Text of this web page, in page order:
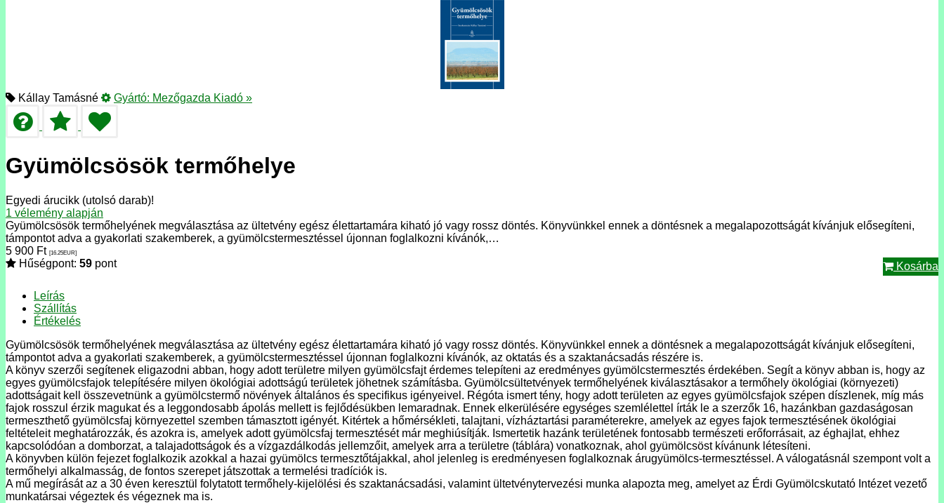
Kállay Tamásné Gyártó: Mezőgazda Kiadó »
Gyümölcsösök termőhelye
Egyedi árucikk (utolsó darab)!
1 vélemény alapján
Gyümölcsösök termőhelyének megválasztása az ültetvény egész élettartamára kiható jó vagy rossz döntés. Könyvünkkel ennek a döntésnek a megalapozottságát kívánjuk elősegíteni,
támpontot adva a gyakorlati szakemberek, a gyümölcstermesztéssel újonnan foglalkozni kívánók,…
5 900 Ft [16.25EUR]
Hűségpont: 59 pont Kosárba
Leírás
Szállítás
Értékelés
Gyümölcsösök termőhelyének megválasztása az ültetvény egész élettartamára kiható jó vagy rossz döntés. Könyvünkkel ennek a döntésnek a megalapozottságát kívánjuk elősegíteni,
támpontot adva a gyakorlati szakemberek, a gyümölcstermesztéssel újonnan foglalkozni kívánók, az oktatás és a szaktanácsadás részére is.
A könyv szerzői segítenek eligazodni abban, hogy adott területre milyen gyümölcsfajt érdemes telepíteni az eredményes gyümölcstermesztés érdekében. Segít a könyv abban is, hogy az
egyes gyümölcsfajok telepítésére milyen ökológiai adottságú területek jöhetnek számításba. Gyümölcsültetvények termőhelyének kiválasztásakor a termőhely ökológiai (környezeti)
adottságait kell összevetnünk a gyümölcstermő növények általános és specifikus igényeivel. Régóta ismert tény, hogy adott területen az egyes gyümölcsfajok szépen díszlenek, míg más
fajok rosszul érzik magukat és a leggondosabb ápolás mellett is fejlődésükben lemaradnak. Ennek elkerülésére egységes szemlélettel írták le a szerzők 16, hazánkban gazdaságosan
termeszthető gyümölcsfaj környezettel szemben támasztott igényét. Kitértek a hőmérsékleti, talajtani, vízháztartási paraméterekre, amelyek az egyes fajok termesztésének ökológiai
feltételeit meghatározzák, és azokra is, amelyek adott gyümölcsfaj termesztését már meghiúsítják. Ismertetik hazánk területének fontosabb természeti erőforrásait, az éghajlat, ehhez
kapcsolódóan a domborzat, a talajadottságok és a vízgazdálkodás jellemzőit, amelyek arra a területre (táblára) vonatkoznak, ahol gyümölcsöst kívánunk létesíteni.
A könyvben külön fejezet foglalkozik azokkal a hazai gyümölcs termesztő­tájakkal, ahol jelenleg is eredményesen foglalkoznak árugyümölcs-termesztéssel. A válogatásnál szempont volt a
termőhelyi alkalmasság, de fontos szerepet játszottak a termelési tradíciók is.
A mű megírását az a 30 éven keresztül folytatott termőhely-kijelölési és szaktanácsadási, valamint ültetvénytervezési munka alapozta meg, amelyet az Érdi Gyümölcskutató Intézet vezető
munkatársai végeztek és végeznek ma is.